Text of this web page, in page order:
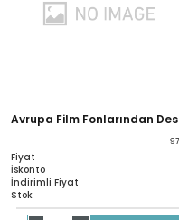
Avrupa Film Fonlarından
Bağlamında Değeri
Fiyat
İskonto
İndirimli Fiyat
Stok